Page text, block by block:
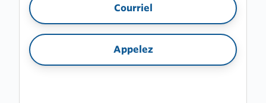
Courriel
Appelez